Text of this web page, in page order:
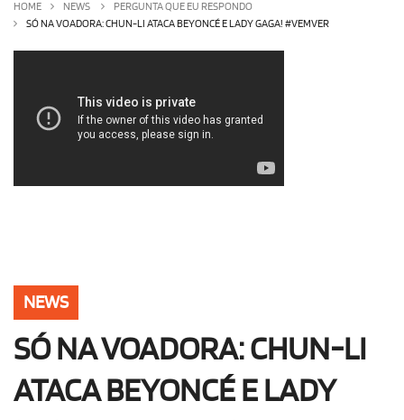
HOME NEWS
PERGUNTA QUE EU RESPONDO
SÓ NA VOADORA: CHUN-LI ATACA BEYONCÉ E LADY GAGA! #VEMVER
NEWS
SÓ NA VOADORA: CHUN-LI
ATACA BEYONCÉ E LADY